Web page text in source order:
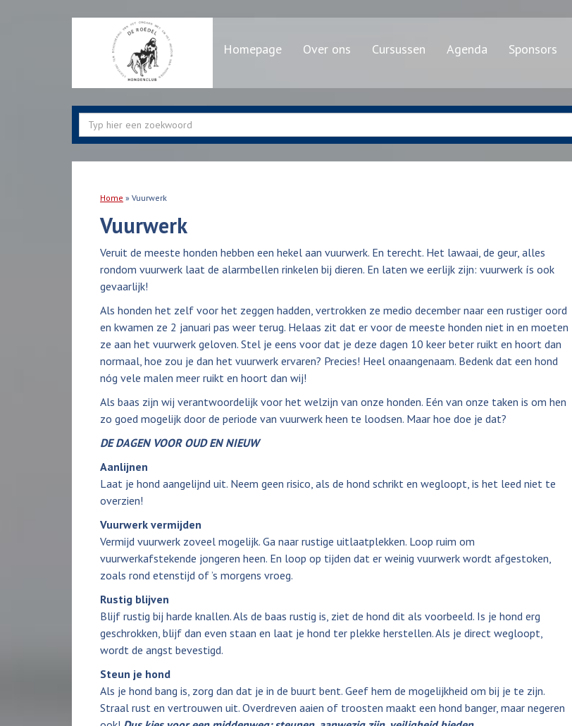
Homepage Over ons Cursussen Agenda Sponsors
Home » Vuurwerk
Vuurwerk
Veruit de meeste honden hebben een hekel aan vuurwerk. En terecht. Het lawaai, de geur, alles
rondom vuurwerk laat de alarmbellen rinkelen bij dieren. En laten we eerlijk zijn: vuurwerk ís ook
gevaarlijk!
Als honden het zelf voor het zeggen hadden, vertrokken ze medio december naar een rustiger oord
en kwamen ze 2 januari pas weer terug. Helaas zit dat er voor de meeste honden niet in en moeten
ze aan het vuurwerk geloven. Stel je eens voor dat je deze dagen 10 keer beter ruikt en hoort dan
normaal, hoe zou je dan het vuurwerk ervaren? Precies! Heel onaangenaam. Bedenk dat een hond
nóg vele malen meer ruikt en hoort dan wij!
Als baas zijn wij verantwoordelijk voor het welzijn van onze honden. Eén van onze taken is om hen
zo goed mogelijk door de periode van vuurwerk heen te loodsen. Maar hoe doe je dat?
DE DAGEN VOOR OUD EN NIEUW
Aanlijnen
Laat je hond aangelijnd uit. Neem geen risico, als de hond schrikt en wegloopt, is het leed niet te
overzien!
Vuurwerk vermijden
Vermijd vuurwerk zoveel mogelijk. Ga naar rustige uitlaatplekken. Loop ruim om
vuurwerkafstekende jongeren heen. En loop op tijden dat er weinig vuurwerk wordt afgestoken,
zoals rond etenstijd of ’s morgens vroeg.
Rustig blijven
Blijf rustig bij harde knallen. Als de baas rustig is, ziet de hond dit als voorbeeld. Is je hond erg
geschrokken, blijf dan even staan en laat je hond ter plekke herstellen. Als je direct wegloopt,
wordt de angst bevestigd.
Steun je hond
Als je hond bang is, zorg dan dat je in de buurt bent. Geef hem de mogelijkheid om bij je te zijn.
Straal rust en vertrouwen uit. Overdreven aaien of troosten maakt een hond banger, maar negeren